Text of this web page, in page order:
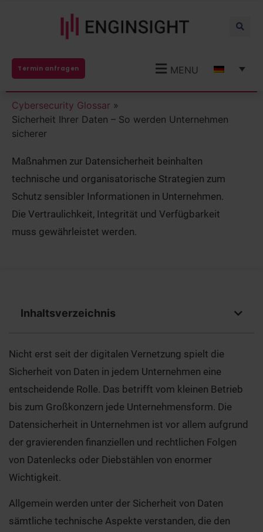
Termin anfragen MENU
Cybersecurity Glossar »
Sicherheit Ihrer Daten – So werden Unternehmen
sicherer
Maßnahmen zur Datensicherheit beinhalten
technische und organisatorische Strategien zum
Schutz sensibler Informationen in Unternehmen.
Die Vertraulichkeit, Integrität und Verfügbarkeit
muss gewährleistet werden.
Inhaltsverzeichnis
Nicht erst seit der digitalen Vernetzung spielt die
Sicherheit von Daten in jedem Unternehmen eine
entscheidende Rolle. Das betrifft vom kleinen Betrieb
bis zum Großkonzern jede Unternehmensform. Die
Datensicherheit in Unternehmen ist vor allem aufgrund
der gravierenden finanziellen und rechtlichen Folgen
von Datenlecks oder Diebstählen von enormer
Wichtigkeit.
Allgemein werden unter der Sicherheit von Daten
sämtliche technische Aspekte verstanden, die den